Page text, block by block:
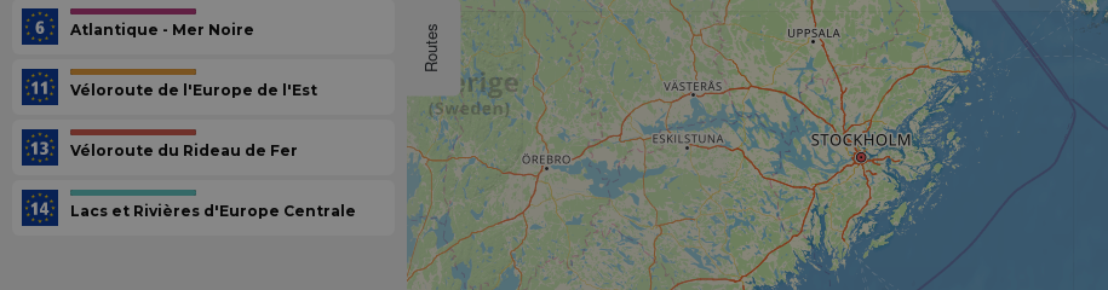
Atlantique - Mer Noire
Véloroute de l'Europe de l'Est
Véloroute du Rideau de Fer
Lacs et Rivières d'Europe Centrale
Routes